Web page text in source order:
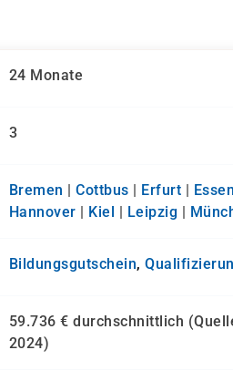
24 Monate
3
Bremen | Cottbus | Erfurt | Essen
Hannover | Kiel | Leipzig |
Bildungsgutschein,
59.736 € durchschnittlich
2024)